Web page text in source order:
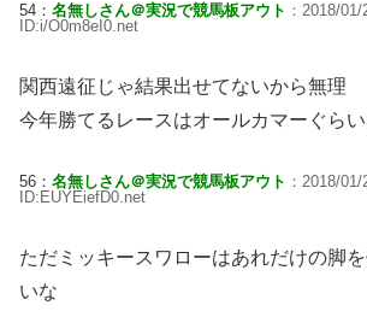
54： 名無しさん＠実況で競馬板アウト ：2018/
ID:i/O0m8eI0.net
関西遠征じゃ結果出せてないから無理
今年勝てるレースはオールカマーぐらい
56： 名無しさん＠実況で競馬板アウト ：2018/
ID:EUYEiefD0.net
ただミッキースワローはあれだけの脚
いな